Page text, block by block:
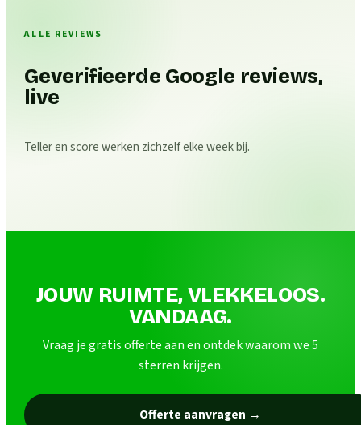
ALLE REVIEWS
Geverifieerde Google reviews,
live
Teller en score werken zichzelf elke week bij.
JOUW RUIMTE, VLEKKELOOS.
VANDAAG.
Vraag je gratis offerte aan en ontdek waarom we 5
sterren krijgen.
Offerte aanvragen →